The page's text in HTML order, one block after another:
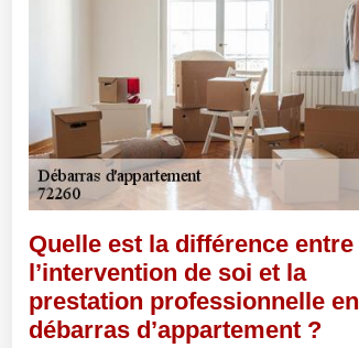
Quelle est la différence entre
l’intervention de soi et la
prestation professionnelle en
débarras d’appartement ?